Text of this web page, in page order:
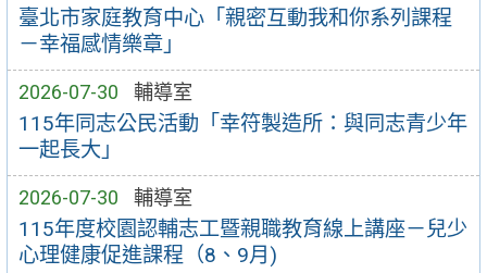
臺北市家庭教育中心「親密互動我和你系列課程
－幸福感情樂章」
2026-07-30 輔導室
115年同志公民活動「幸符製造所：與同志青少年
一起長大」
2026-07-30 輔導室
115年度校園認輔志工暨親職教育線上講座－兒少
心理健康促進課程（8、9月)